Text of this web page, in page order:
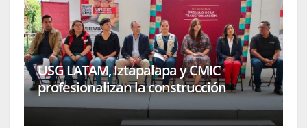
USG LATAM, Iztapalapa y CMIC
profesionalizan la construcción